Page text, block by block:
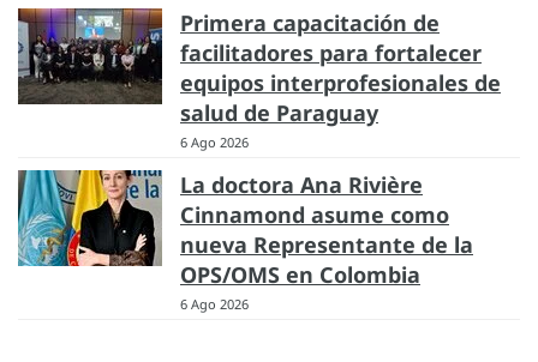
Primera capacitación de
facilitadores para fortalecer
equipos interprofesionales de
salud de Paraguay
6 Ago 2026
La doctora Ana Rivière
Cinnamond asume como
nueva Representante de la
OPS/OMS en Colombia
6 Ago 2026